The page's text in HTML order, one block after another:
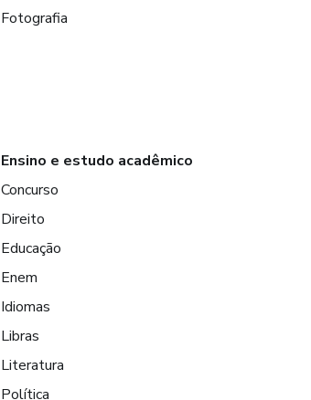
Fotografia
Ensino e estudo acadêmico
Concurso
Direito
Educação
Enem
Idiomas
Libras
Literatura
Política